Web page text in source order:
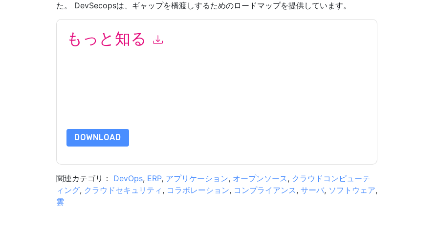
た。 DevSecopsは、ギャップを橋渡しするためのロードマップを提供しています。
もっと知る
DOWNLOAD
関連カテゴリ： DevOps, ERP, アプリケーション, オープンソース, クラウドコンピューテ
ィング, クラウドセキュリティ , コラボレーション, コンプライアンス, サーバ, ソフトウェア,
雲